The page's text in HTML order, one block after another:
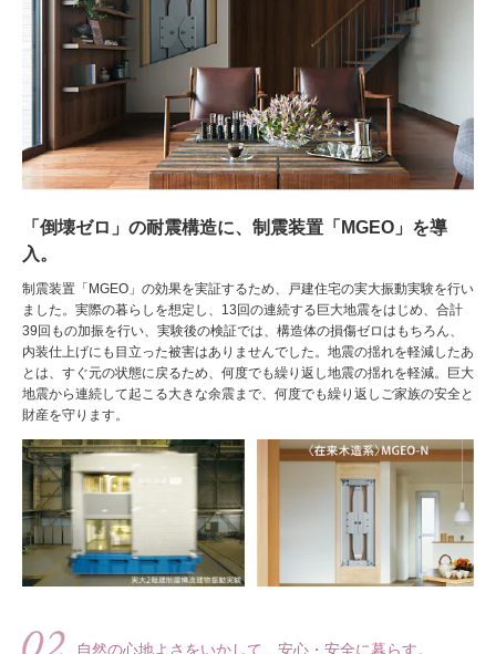
「倒壊ゼロ」の耐震構造に、制震装置「MGEO」を導
入。
制震装置「MGEO」の効果を実証するため、戸建住宅の実大振動実験を行い
ました。実際の暮らしを想定し、13回の連続する巨大地震をはじめ、合計
39回もの加振を行い、実験後の検証では、構造体の損傷ゼロはもちろん、
内装仕上げにも目立った被害はありませんでした。地震の揺れを軽減したあ
とは、すぐ元の状態に戻るため、何度でも繰り返し地震の揺れを軽減。巨大
地震から連続して起こる大きな余震まで、何度でも繰り返しご家族の安全と
財産を守ります。
自然の心地よさをいかして、安心・安全に暮らす。